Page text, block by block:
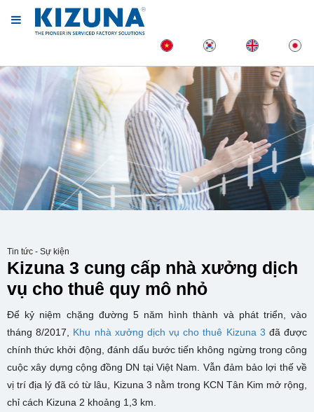
Tin tức - Sự kiện
Kizuna 3 cung cấp nhà xưởng dịch
vụ cho thuê quy mô nhỏ
Để kỷ niệm chặng đường 5 năm hình thành và phát triển, vào
tháng 8/2017, Khu nhà xưởng dịch vụ cho thuê Kizuna 3 đã được
chính thức khởi động, đánh dấu bước tiến không ngừng trong công
cuộc xây dựng cộng đồng DN tại Việt Nam. Vẫn đảm bảo lợi thế về
vị trí địa lý đã có từ lâu, Kizuna 3 nằm trong KCN Tân Kim mở rộng,
chỉ cách Kizuna 2 khoảng 1,3 km.